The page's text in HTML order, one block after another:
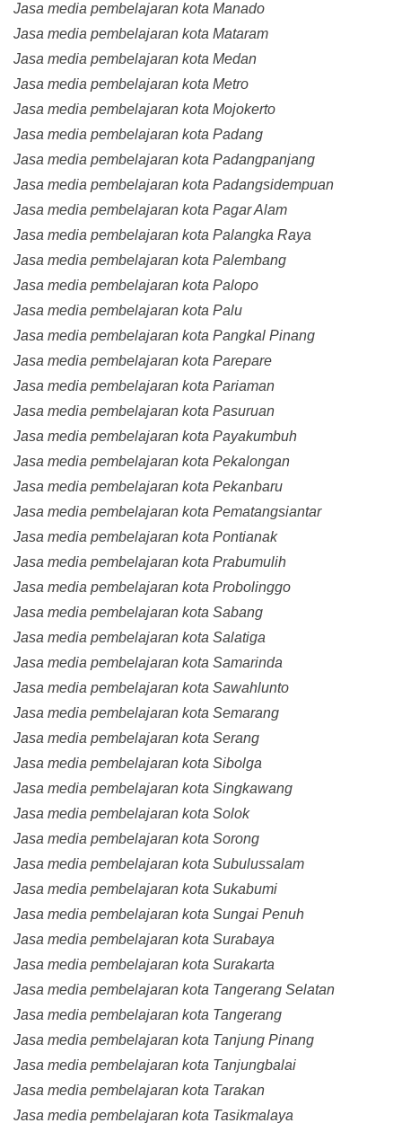
Jasa media pembelajaran kota Manado
Jasa media pembelajaran kota Mataram
Jasa media pembelajaran kota Medan
Jasa media pembelajaran kota Metro
Jasa media pembelajaran kota Mojokerto
Jasa media pembelajaran kota Padang
Jasa media pembelajaran kota Padangpanjang
Jasa media pembelajaran kota Padangsidempuan
Jasa media pembelajaran kota Pagar Alam
Jasa media pembelajaran kota Palangka Raya
Jasa media pembelajaran kota Palembang
Jasa media pembelajaran kota Palopo
Jasa media pembelajaran kota Palu
Jasa media pembelajaran kota Pangkal Pinang
Jasa media pembelajaran kota Parepare
Jasa media pembelajaran kota Pariaman
Jasa media pembelajaran kota Pasuruan
Jasa media pembelajaran kota Payakumbuh
Jasa media pembelajaran kota Pekalongan
Jasa media pembelajaran kota Pekanbaru
Jasa media pembelajaran kota Pematangsiantar
Jasa media pembelajaran kota Pontianak
Jasa media pembelajaran kota Prabumulih
Jasa media pembelajaran kota Probolinggo
Jasa media pembelajaran kota Sabang
Jasa media pembelajaran kota Salatiga
Jasa media pembelajaran kota Samarinda
Jasa media pembelajaran kota Sawahlunto
Jasa media pembelajaran kota Semarang
Jasa media pembelajaran kota Serang
Jasa media pembelajaran kota Sibolga
Jasa media pembelajaran kota Singkawang
Jasa media pembelajaran kota Solok
Jasa media pembelajaran kota Sorong
Jasa media pembelajaran kota Subulussalam
Jasa media pembelajaran kota Sukabumi
Jasa media pembelajaran kota Sungai Penuh
Jasa media pembelajaran kota Surabaya
Jasa media pembelajaran kota Surakarta
Jasa media pembelajaran kota Tangerang Selatan
Jasa media pembelajaran kota Tangerang
Jasa media pembelajaran kota Tanjung Pinang
Jasa media pembelajaran kota Tanjungbalai
Jasa media pembelajaran kota Tarakan
Jasa media pembelajaran kota Tasikmalaya